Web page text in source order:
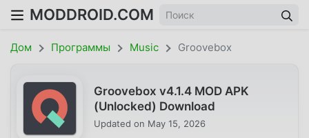
MODDROID.COM
Дом Программы Music Groovebox
Groovebox v4.1.4 MOD APK
(Unlocked) Download
Updated on May 15, 2026